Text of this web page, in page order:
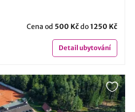
Cena od 500 Kčdo1250 Kč
Detailubytování